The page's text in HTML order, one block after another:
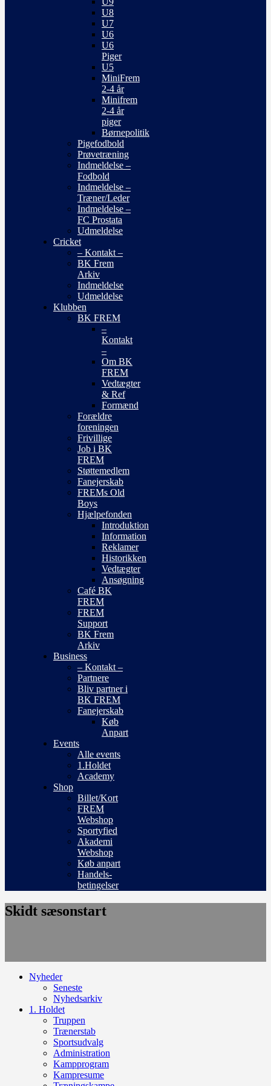
U8
U7
U6
U6
Piger
U5
MiniFrem
2-4 år
Minifrem
2-4 år
piger
Børnepolitik
Pigefodbold
Prøvetræning
Indmeldelse –
Fodbold
Indmeldelse –
Træner/Leder
Indmeldelse –
FC Prostata
Udmeldelse
Cricket
– Kontakt –
BK Frem
Arkiv
Indmeldelse
Udmeldelse
Klubben
BK FREM
–
Kontakt
–
Om BK
FREM
Vedtægter
& Ref
Formænd
Forældre
foreningen
Frivillige
Job i BK
FREM
Støttemedlem
Fanejerskab
FREMs Old
Boys
Hjælpefonden
Introduktion
Information
Reklamer
Historikken
Vedtægter
Ansøgning
Café BK
FREM
FREM
Support
BK Frem
Arkiv
Business
– Kontakt –
Partnere
Bliv partner i
BK FREM
Fanejerskab
Køb
Anpart
Events
Alle events
1.Holdet
Academy
Shop
Billet/Kort
FREM
Webshop
Sportyfied
Akademi
Webshop
Køb anpart
Handels-
betingelser
Skidt sæsonstart
Nyheder
Seneste
Nyhedsarkiv
1. Holdet
Truppen
Trænerstab
Sportsudvalg
Administration
Kampprogram
Kampresume